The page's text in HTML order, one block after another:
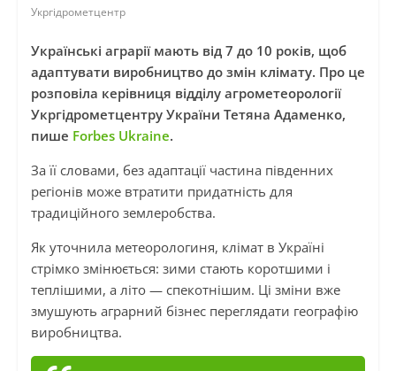
Укргідрометцентр
Українські аграрії мають від 7 до 10 років, щоб
адаптувати виробництво до змін клімату. Про це
розповіла керівниця відділу агрометеорології
Укргідрометцентру України Тетяна Адаменко,
пише Forbes Ukraine.
За її словами, без адаптації частина південних
регіонів може втратити придатність для
традиційного землеробства.
Як уточнила метеорологиня, клімат в Україні
стрімко змінюється: зими стають коротшими і
теплішими, а літо — спекотнішим. Ці зміни вже
змушують аграрний бізнес переглядати географію
виробництва.